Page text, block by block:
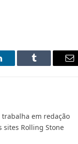
Tumblr
E-
trabalha em redação
sites Rolling Stone